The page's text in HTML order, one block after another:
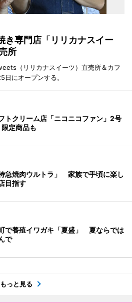
き専門店「リリカナスイー
所
（リリカナスイーツ）直売所＆カフ
日にオープンする。
トクリーム店「ニコニコファン」2号
定商品も
急焼肉ウルトラ」 家族で手頃に楽し
目指す
で養殖イワガキ「夏盛」 夏ならでは
で
もっと見る